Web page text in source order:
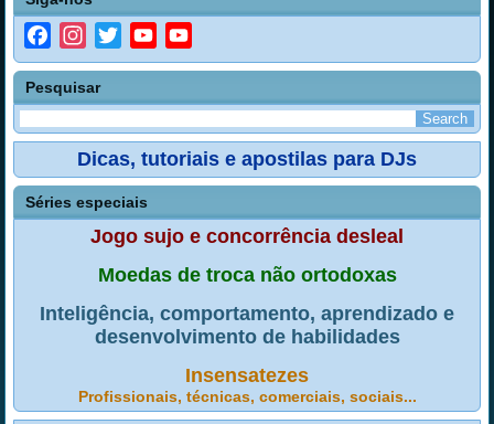
FacebookInstagramTwitterYouTube
Channel
Pesquisar
Dicas, tutoriais e apostilas para DJs
Séries especiais
Jogo sujo e concorrência desleal
Moedas de troca não ortodoxas
Inteligência, comportamento, aprendizado e
desenvolvimento de habilidades
Insensatezes
Profissionais, técnicas, comerciais, sociais...